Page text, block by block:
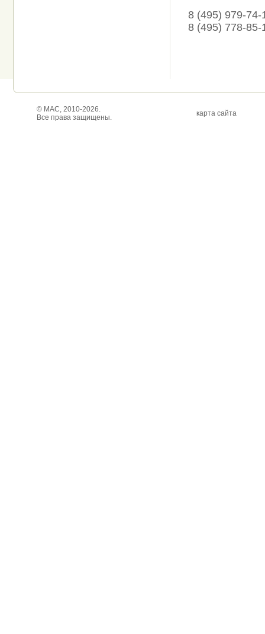
8 (495) 979-74-
8 (495) 778-85-
© МАС, 2010-2026.
Все права защищены.
карта сайта